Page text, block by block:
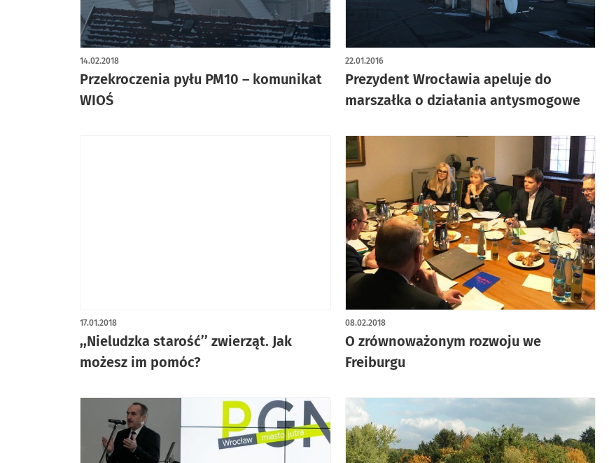
Przekroczenia pyłu PM10 – komunikat
WIOŚ
14.02.2018
Prezydent Wrocławia apeluje do
marszałka o działania antysmogowe
22.01.2016
,,Nieludzka starość’’ zwierząt. Jak
możesz im pomóc?
17.01.2018
O zrównoważonym rozwoju we
Freiburgu
08.02.2018